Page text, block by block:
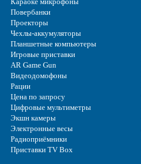
Повербанки
Проекторы
Чехлы-аккумуляторы
Планшетные компьютеры
Игровые приставки
AR Game Gun
Видеодомофоны
Рации
Цена по запросу
Цифровые мультиметры
Экшн камеры
Электронные весы
Радиоприёмники
Приставки TV Box